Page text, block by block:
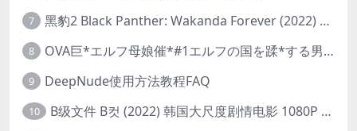
7 黑豹2 Black Panther: Wakanda Forever (2022) 高清版
8 OVA巨*エルフ母娘催*#1エルフの国を蹂*する男。汚された女王と姫
9 DeepNude使用方法教程FAQ
10 B级文件 B컷 (2022) 韩国大尺度剧情电影 1080P 中字